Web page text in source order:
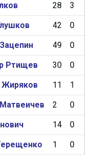
28 3
42 0
49 0
Ртищев 30 0
Жиряков 11 1
2 0
14 0
1 0